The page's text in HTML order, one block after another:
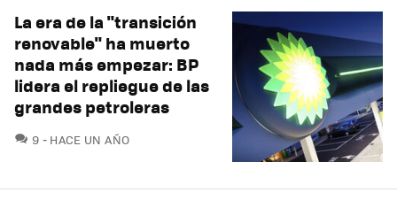
La era de la "transición
renovable" ha muerto
nada más empezar: BP
lidera el repliegue de las
grandes petroleras
9 COMENTARIOS
HACE UN AÑO